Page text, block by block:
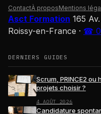
ContactÀ proposMentions
Asct Formation 165
Roissy-en-France · ☎
DERNIERS GUIDES
Scrum, PRINCE2
projets choisir ?
4 AOÛT 2026
Candidature